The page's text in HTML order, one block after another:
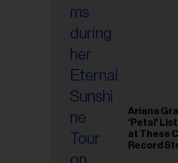
Ariana
'Petal'
at These
Record